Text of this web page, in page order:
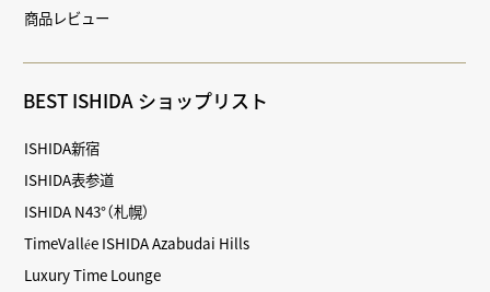
商品レビュー
BEST ISHIDA ショップリスト
ISHIDA新宿
ISHIDA表参道
ISHIDA N43°（札幌）
TimeVallée ISHIDA Azabudai Hills
Luxury Time Lounge